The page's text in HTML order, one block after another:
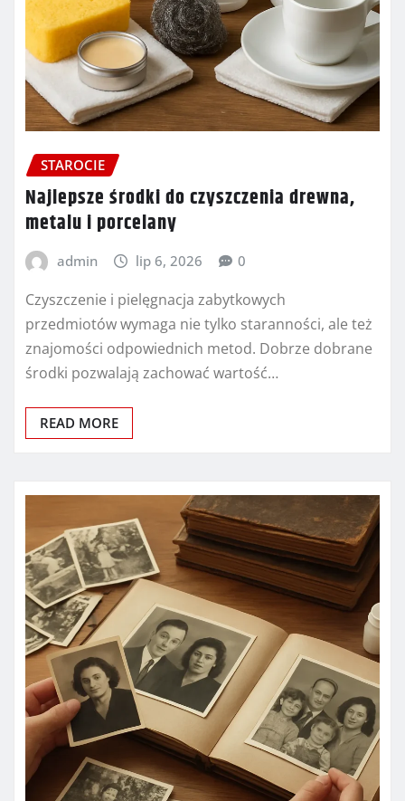
STAROCIE
Najlepsze środki do czyszczenia drewna,
metalu i porcelany
admin lip 6, 2026 0
Czyszczenie i pielęgnacja zabytkowych
przedmiotów wymaga nie tylko staranności, ale też
znajomości odpowiednich metod. Dobrze dobrane
środki pozwalają zachować wartość…
READ MORE